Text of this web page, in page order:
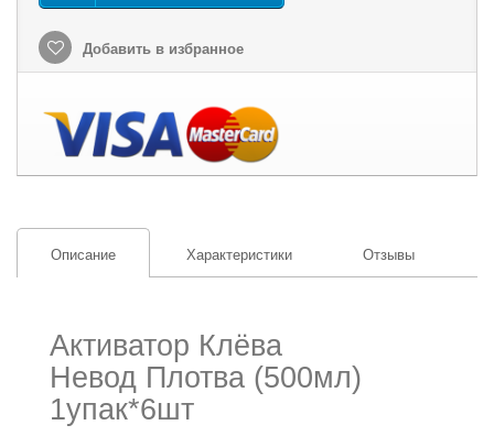
Добавить в избранное
Описание Характеристики Отзывы
Активатор Клёва
Невод Плотва (500мл)
1упак*6шт